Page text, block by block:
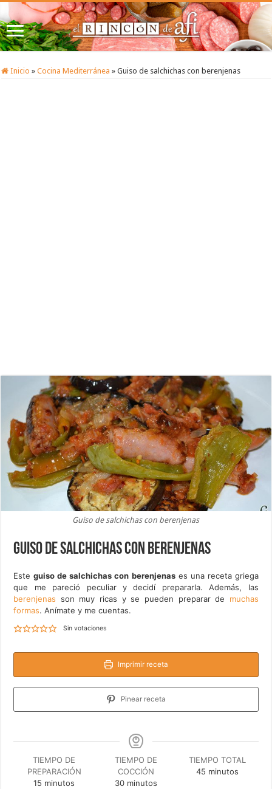
Inicio » Cocina Mediterránea » Guiso de salchichas con berenjenas
Guiso de salchichas con berenjenas
Guiso de salchichas con berenjenas
Esteguiso de salchichas con berenjenases una receta griega
que me pareció peculiar y decidí prepararla. Además, las
berenjenas son muy ricas y se pueden preparar de muchas
formas. Anímate y me cuentas.
Sin votaciones
Imprimir receta
Pinear receta
TIEMPO DE
PREPARACIÓN
15 minutos
minutos
TIEMPO DE
COCCIÓN
30minutos
minutos
TIEMPO TOTAL
45 minutos
minutos